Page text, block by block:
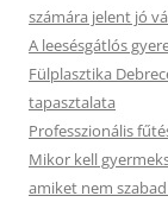
számára jelent jó
A leesésgátlós
Fülplasztika
tapasztalata
Professzionális
Mikor kell
amiket nem